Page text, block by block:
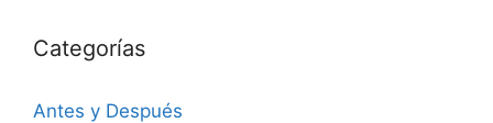
Categorías
Antes y Después